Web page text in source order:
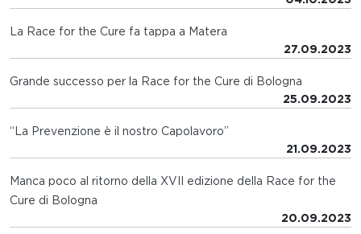
La Race for the Cure fa tappa a Matera
27.09.2023
Grande successo per la Race for the Cure di Bologna
25.09.2023
“La Prevenzione è il nostro Capolavoro”
21.09.2023
Manca poco al ritorno della XVII edizione della Race for the
Cure di Bologna
20.09.2023